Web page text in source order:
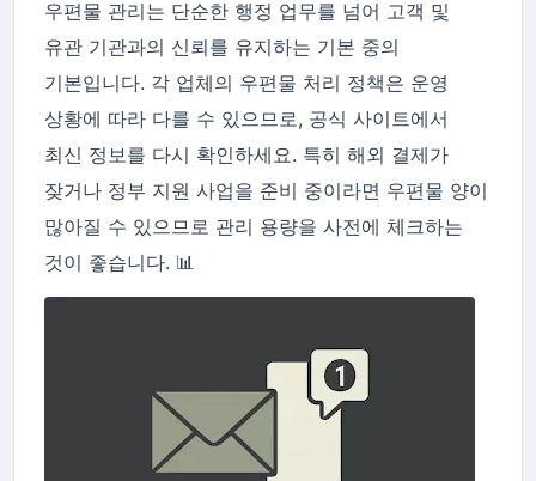
우편물 관리는 단순한 행정 업무를 넘어 고객 및
유관 기관과의 신뢰를 유지하는 기본 중의
기본입니다. 각 업체의 우편물 처리 정책은 운영
상황에 따라 다를 수 있으므로, 공식 사이트에서
최신 정보를 다시 확인하세요. 특히 해외 결제가
잦거나 정부 지원 사업을 준비 중이라면 우편물 양이
많아질 수 있으므로 관리 용량을 사전에 체크하는
것이 좋습니다. 📊